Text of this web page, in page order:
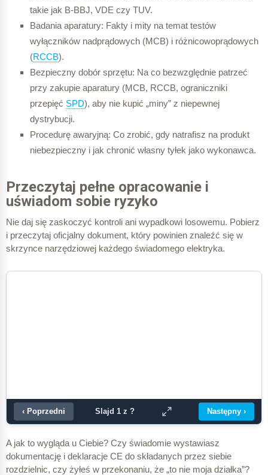
takie jak B-BBJ, VDE czy TUV.
Badania aparatury: Fakty i mity na temat testów
wyłączników nadprądowych (MCB) i różnicowoprądowych
(RCCB).
Bezpieczny dobór sprzętu: Na co bezwzględnie patrzeć
przy zakupie aparatury (MCB, RCCB, ograniczniki
przepięć SPD), aby nie kupić „miny” z niepewnej
dystrybucji.
Procedurę awaryjną: Co zrobić, gdy natrafisz na produkt
niebezpieczny i jak chronić własny tyłek jako wykonawca.
Przeczytaj pełne opracowanie i
uświadom sobie ryzyko
Nie daj się zaskoczyć kontroli ani wypadkowi losowemu. Pobierz
i przeczytaj oficjalny dokument, który powinien znaleźć się w
skrzynce narzędziowej każdego świadomego elektryka.
‹ Poprzedni Slajd1 z? Następny ›
A jak to wygląda u Ciebie? Czy świadomie wystawiasz
dokumentację i deklaracje CE do składanych przez siebie
rozdzielnic, czy żyłeś w przekonaniu, że „to nie moja działka”?